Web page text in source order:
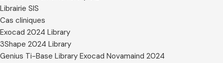
Librairie SIS
Cas cliniques
Exocad 2024 Library
3Shape 2024 Library
Genius Ti-Base Library Exocad Novamaind 2024